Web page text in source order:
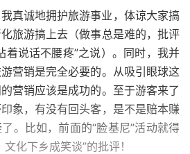
真诚地拥护旅游事业，体谅大家搞
旅游搞上去（做事总是难的，批评
着说话不腰疼”之说）。同时，我并
营销是完全必要的。从吸引眼球这
营销应该是成功的。至于游客来了
象，有没有回头客，是不是赔本赚
。比如，前面的“脸基尼”活动就得
化下乡成笑谈”的批评！